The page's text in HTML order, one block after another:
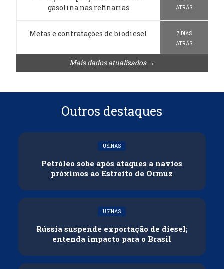
gasolina nas refinarias
ATRÁS
Metas e contratações de biodiesel
7 DIAS
ATRÁS
Mais dados atualizados →
Outros destaques
USINAS
Petróleo sobe após ataques a navios
próximos ao Estreito de Ormuz
USINAS
Rússia suspende exportação de diesel;
entenda impacto para o Brasil